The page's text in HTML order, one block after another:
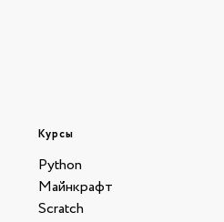
Курсы
Python
Майнкрафт
Scratch